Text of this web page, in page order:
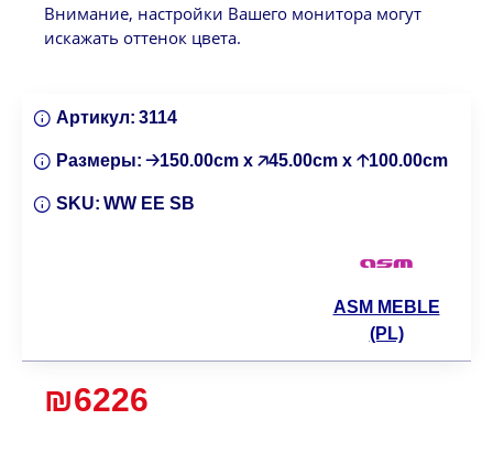
Внимание, настройки Вашего монитора могут
искажать оттенок цвета.
₪6226
Артикул: 3114
Размеры: 🡢150.00cm x 🡥45.00cm x 🡡100.00cm
SKU: WW EE SB
ASM MEBLE
(PL)